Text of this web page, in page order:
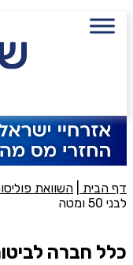
דף הבית השוואת
לבני 50 ומטה
כלל חברה
פעולה נדרשת
היכן מנוהל החיסכון?
סכום חיסכון בקרן